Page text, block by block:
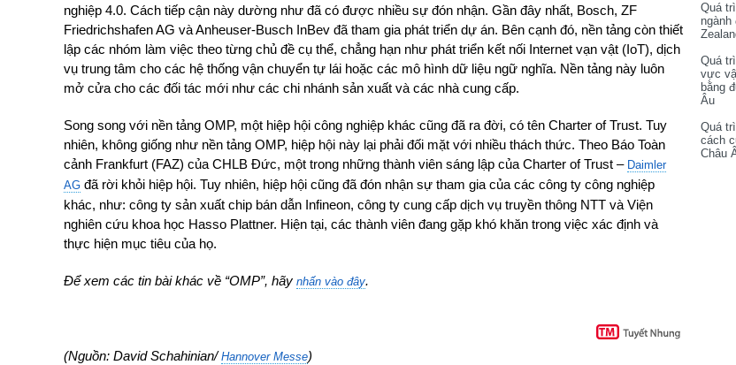
nghiệp 4.0. Cách tiếp cận này dường như đã có được nhiều sự đón nhận. Gần đây nhất, Bosch, ZF
Friedrichshafen AG và Anheuser-Busch InBev đã tham gia phát triển dự án. Bên cạnh đó, nền tảng còn thiết
lập các nhóm làm việc theo từng chủ đề cụ thể, chẳng hạn như phát triển kết nối Internet vạn vật (IoT), dịch
vụ trung tâm cho các hệ thống vận chuyển tự lái hoặc các mô hình dữ liệu ngữ nghĩa. Nền tảng này luôn
mở cửa cho các đối tác mới như các chi nhánh sản xuất và các nhà cung cấp.
Song song với nền tảng OMP, một hiệp hội công nghiệp khác cũng đã ra đời, có tên Charter of Trust. Tuy
nhiên, không giống như nền tảng OMP, hiệp hội này lại phải đối mặt với nhiều thách thức. Theo Báo Toàn
cảnh Frankfurt (FAZ) của CHLB Đức, một trong những thành viên sáng lập của Charter of Trust – Daimler
AG đã rời khỏi hiệp hội. Tuy nhiên, hiệp hội cũng đã đón nhận sự tham gia của các công ty công nghiệp
khác, như: công ty sản xuất chip bán dẫn Infineon, công ty cung cấp dịch vụ truyền thông NTT và Viện
nghiên cứu khoa học Hasso Plattner. Hiện tại, các thành viên đang gặp khó khăn trong việc xác định và
thực hiện mục tiêu của họ.
Để xem các tin bài khác về “OMP”, hãy nhấn vào đây.
(Nguồn: David Schahinian/Hannover Messe)
Quá
Quá
vực
bằng
Âu
Quá
cách
Châu